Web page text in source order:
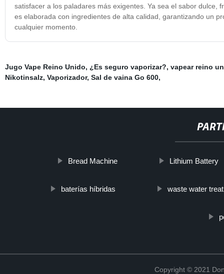
satisfacer a los paladares más exigentes. Ya sea el sabor
es elaborada con ingredientes de alta calidad, garantizando un
cualquier momento.
Jugo Vape Reino Unido, ¿Es seguro vaporizar?, vapear reino
Nikotinsalz, Vaporizador, Sal de vaina Go 600,
Bread Machine Lithium Battery
baterías híbridas waste water
Copyright © 2021